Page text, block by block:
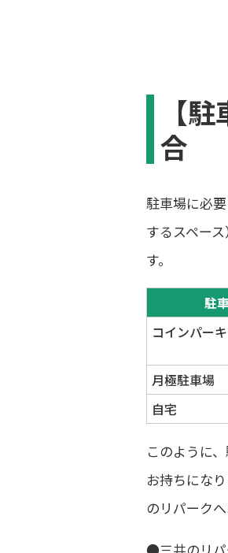
【
合
駐車場に必
するスペー
す。
駐
コインパー
月極駐車場
自宅
このように
お持ちにな
のリパーク